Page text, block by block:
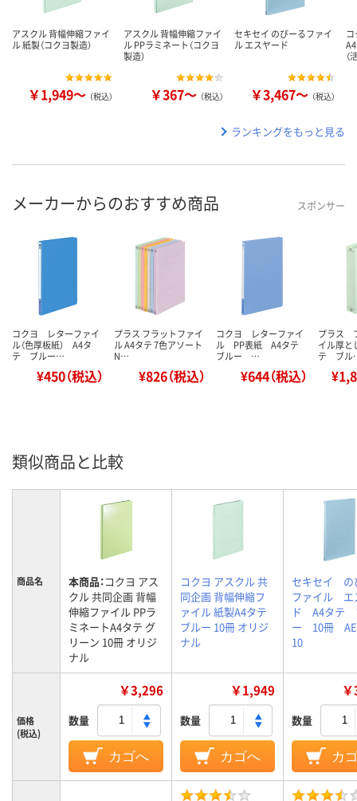
アスクル 背幅伸縮ファイ
ル 紙製（コクヨ製造）
￥1,949～ （税込）
アスクル 背幅伸縮ファイ
ル PPラミネート（コクヨ
製造）
￥367～ （税込）
セキセイ のびーるファイ
ル エスヤード
￥3,467～ （税込）
ランキングをもっと見る
メーカーからのおすすめ商品 スポンサー
コクヨ レターファイ
ル（色厚板紙） A4タ
テ ブルー…
¥450（税込）
プラス フラットファイ
ル A4タテ 7色アソート
N…
¥826（税込）
コクヨ レターファイ
ル PP表紙 A4タテ
ブルー …
¥644（税込）
プラス
イル厚
テ ブ
類似商品と比較
商品名 本商品：コクヨ アス
クル 共同企画 背幅
伸縮ファイル PPラ
ミネートA4タテ グ
リーン 10冊 オリジ
ナル
コクヨ アスクル 共
同企画 背幅伸縮フ
ァイル 紙製A4タテ
ブルー 10冊 オリジ
ナル
セキセイ の
ファイル エ
ド A4タテ
ー 10冊
10
価格
(税込)
￥3,296
数量
カゴへ
￥1,949
数量
カゴへ
数量
カ